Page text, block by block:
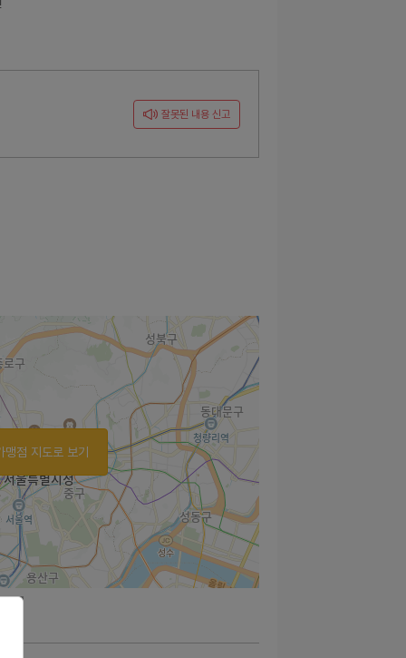
잘못된 내용 신고
맹점 지도로 보기